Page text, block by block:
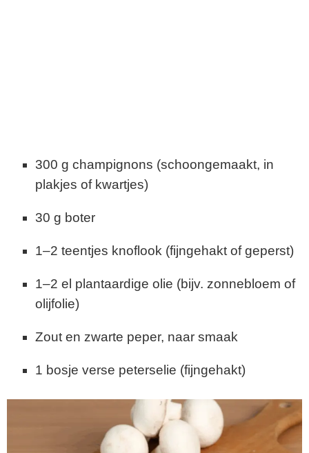
300 g champignons (schoongemaakt, in
plakjes of kwartjes)
30 g boter
1–2 teentjes knoflook (fijngehakt of geperst)
1–2 el plantaardige olie (bijv. zonnebloem of
olijfolie)
Zout en zwarte peper, naar smaak
1 bosje verse peterselie (fijngehakt)